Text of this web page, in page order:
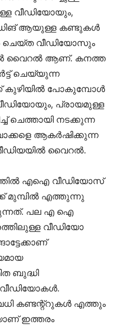
വീഡിയോയും,
ആയുള്ള കണ്ടുകൾ
വീഡിയോസും
വൈറൽ ആണ്. കനത്ത
ചെയ്യുന്ന
കുഴിയിൽ പോകുമ്പോൾ
പ്രായമുള്ള
ചെത്തായി നടക്കുന്ന
ആകർഷിക്കുന്ന
വൈറൽ.
എഐ വീഡിയോസ്
മുമ്പിൽ എത്തുന്നു
പല എ ഐ
വീഡിയോ
ബുദ്ധി
കണ്ടന്റ്റുകൾ എത്തും
ഇത്തരം